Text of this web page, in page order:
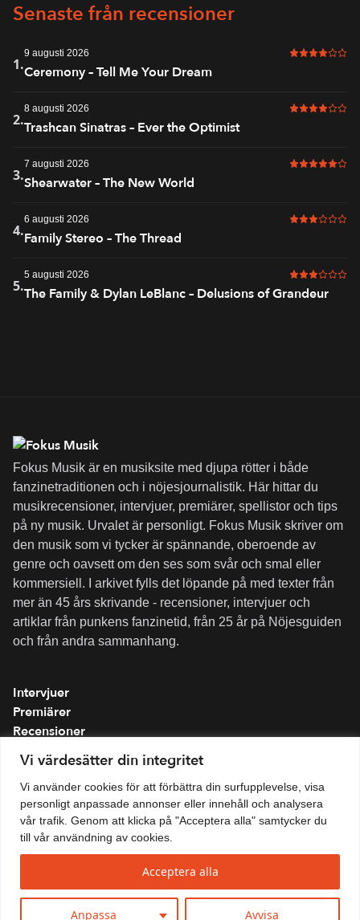
Vi värdesätter din integritet
Vi använder cookies för att förbättra din surfupplevelse, visa
personligt anpassade annonser eller innehåll och analysera
vår trafik. Genom att klicka på "Acceptera alla" samtycker du
till vår användning av cookies.
Anpassa Avvisa
Acceptera alla
Senaste från recensioner
1.
9 augusti 2026 4 av 6 i
Ceremony – Tell Me Your Dream
2.
8 augusti 2026 4 av 6 i
Trashcan Sinatras – Ever the Optimist
3.
7 augusti 2026 5 av 6 i
Shearwater – The New World
4.
6 augusti 2026 3 av 6 i
Family Stereo – The Thread
5.
5 augusti 2026 3 av 6 i
The Family & Dylan LeBlanc – Delusions of Grandeur
Fokus Musik är en musiksite med djupa rötter i både
fanzinetraditionen och i nöjesjournalistik. Här hittar du
musikrecensioner, intervjuer, premiärer, spellistor och tips
på ny musik. Urvalet är personligt. Fokus Musik skriver om
den musik som vi tycker är spännande, oberoende av
genre och oavsett om den ses som svår och smal eller
kommersiell. I arkivet fylls det löpande på med texter från
mer än 45 års skrivande - recensioner, intervjuer och
artiklar från punkens fanzinetid, från 25 år på Nöjesguiden
och från andra sammanhang.
Intervjuer
Premiärer
Recensioner
Spellistor
Om folkmusik.se
Integritetspolicy